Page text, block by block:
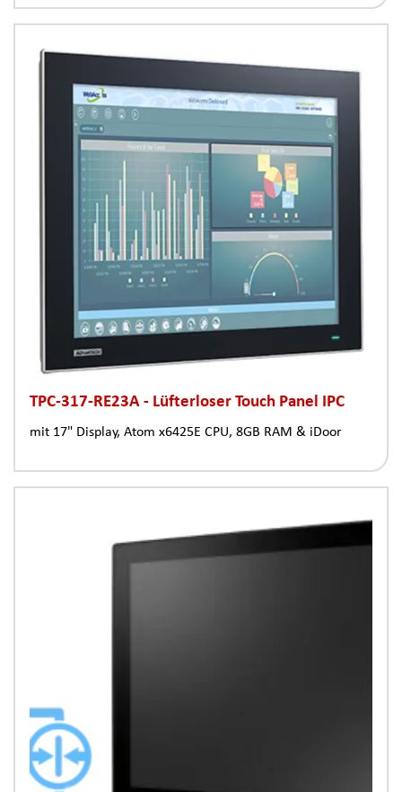
TPC-317-RE23A - Lüfterloser Touch Panel IPC
mit 17" Display, Atom x6425E CPU, 8GB RAM & iDoor